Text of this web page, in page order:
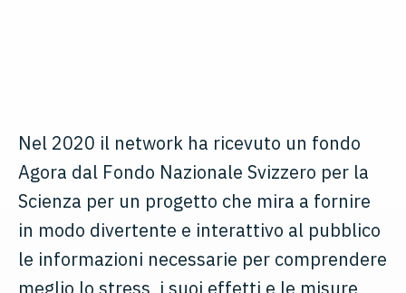
Nel 2020 il network ha ricevuto un fondo
Agora dal Fondo Nazionale Svizzero per la
Scienza per un progetto che mira a fornire
in modo divertente e interattivo al pubblico
le informazioni necessarie per comprendere